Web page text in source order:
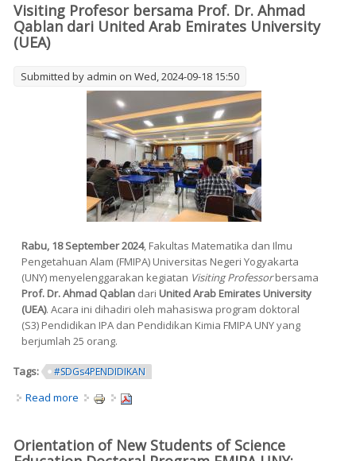
Visiting Profesor bersama Prof. Dr. Ahmad
Qablan dari United Arab Emirates University
(UEA)
Submitted by admin on Wed, 2024-09-18 15:50
Rabu, 18 September 2024, Fakultas Matematika dan Ilmu
Pengetahuan Alam (FMIPA) Universitas Negeri Yogyakarta
(UNY) menyelenggarakan kegiatan Visiting Professorbersama
Prof. Dr. Ahmad Qablan dari United Arab Emirates University
(UEA). Acara ini dihadiri oleh mahasiswa program doktoral
(S3) Pendidikan IPA dan Pendidikan Kimia FMIPA UNY yang
berjumlah 25 orang.
Tags: #SDGs4PENDIDIKAN
Read more about Visiting Profesor bersama Prof. Dr. Ahmad Qablan
Orientation of New Students of Science